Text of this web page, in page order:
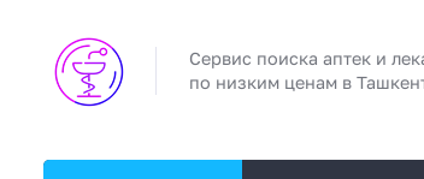
Сервис поиска аптек и
по низким ценам в